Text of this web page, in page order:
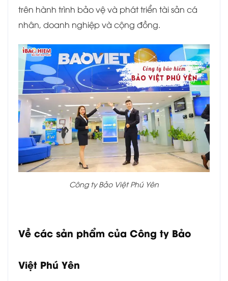
trên hành trình bảo vệ và phát triển tài sản cá
nhân, doanh nghiệp và cộng đồng.
Công ty Bảo Việt Phú Yên
Về các sản phẩm của Công ty Bảo
Việt Phú Yên